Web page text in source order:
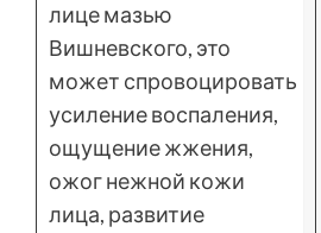
лице мазью
Вишневского, это
может спровоцировать
усиление воспаления,
ощущение жжения,
ожог нежной кожи
лица, развитие